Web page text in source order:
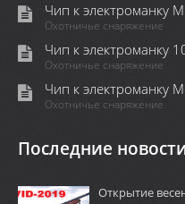
Чип к электроманку
Охотничье снаряжение
Чип к электроманку
Охотничье снаряжение
Чип к электроманку
Охотничье снаряжение
Последние
Открытие